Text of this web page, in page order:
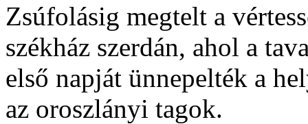
Zsúfolásig megtelt a
székház szerdán, ahol a
első napját ünnepelték a
az oroszlányi tagok.